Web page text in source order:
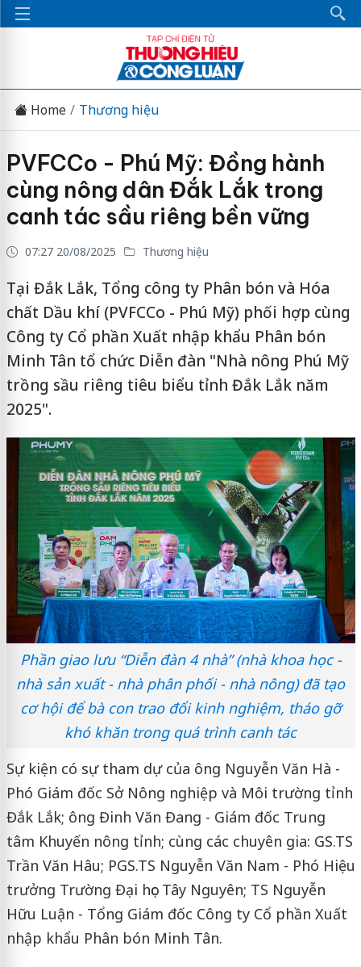
Home Thương hiệu
PVFCCo - Phú Mỹ: Đồng hành
cùng nông dân Đắk Lắk trong
canh tác sầu riêng bền vững
07:27 20/08/2025 Thương hiệu
Tại Đắk Lắk, Tổng công ty Phân bón và Hóa
chất Dầu khí (PVFCCo - Phú Mỹ) phối hợp cùng
Công ty Cổ phần Xuất nhập khẩu Phân bón
Minh Tân tổ chức Diễn đàn "Nhà nông Phú Mỹ
trồng sầu riêng tiêu biểu tỉnh Đắk Lắk năm
2025".
Phần giao lưu “Diễn đàn 4 nhà” (nhà khoa học -
nhà sản xuất - nhà phân phối - nhà nông) đã tạo
cơ hội để bà con trao đổi kinh nghiệm, tháo gỡ
khó khăn trong quá trình canh tác
Sự kiện có sự tham dự của ông Nguyễn Văn Hà -
Phó Giám đốc Sở Nông nghiệp và Môi trường tỉnh
Đắk Lắk; ông Đinh Văn Đang - Giám đốc Trung
tâm Khuyến nông tỉnh; cùng các chuyên gia: GS.TS
Trần Văn Hâu; PGS.TS Nguyễn Văn Nam - Phó Hiệu
trưởng Trường Đại học Tây Nguyên; TS Nguyễn
Hữu Luận - Tổng Giám đốc Công ty Cổ phần Xuất
nhập khẩu Phân bón Minh Tân.